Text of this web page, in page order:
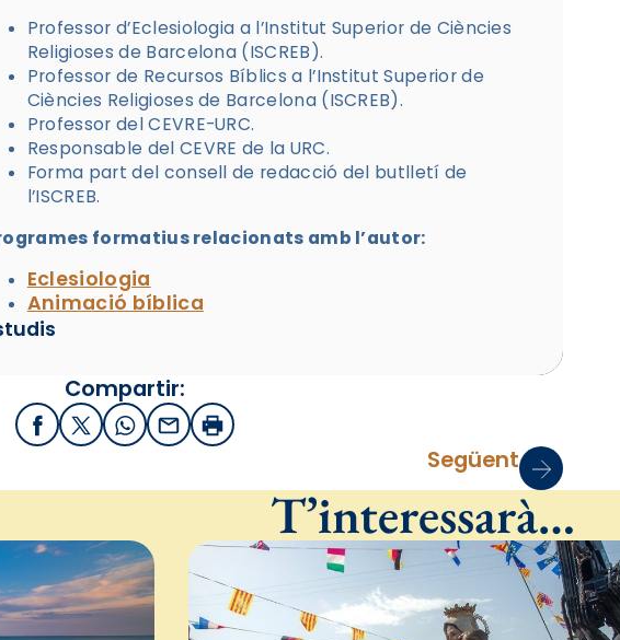
Professor d’Eclesiologia a l’Institut Superior de Ciències
Religioses de Barcelona (ISCREB).
Professor de Recursos Bíblics a l’Institut Superior de
Ciències Religioses de Barcelona (ISCREB).
Professor del CEVRE-URC.
Responsable del CEVRE de la URC.
Forma part del consell de redacció del butlletí de
l’ISCREB.
formatius relacionats amb l’autor:
Eclesiologia
Animació bíblica
Compartir:
FacebookX / Twitter
WhatsApp
EmailImprimir
Següent
T’interessarà…